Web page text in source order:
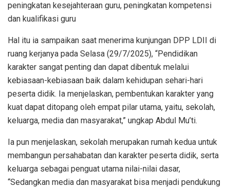
peningkatan kesejahteraan guru, peningkatan kompetensi
dan kualifikasi guru
Hal itu ia sampaikan saat menerima kunjungan DPP LDII di
ruang kerjanya pada Selasa (29/7/2025), “Pendidikan
karakter sangat penting dan dapat dibentuk melalui
kebiasaan-kebiasaan baik dalam kehidupan sehari-hari
peserta didik. Ia menjelaskan, pembentukan karakter yang
kuat dapat ditopang oleh empat pilar utama, yaitu, sekolah,
keluarga, media dan masyarakat,” ungkap Abdul Mu’ti.
Ia pun menjelaskan, sekolah merupakan rumah kedua untuk
membangun persahabatan dan karakter peserta didik, serta
keluarga sebagai penguat utama nilai-nilai dasar,
“Sedangkan media dan masyarakat bisa menjadi pendukung